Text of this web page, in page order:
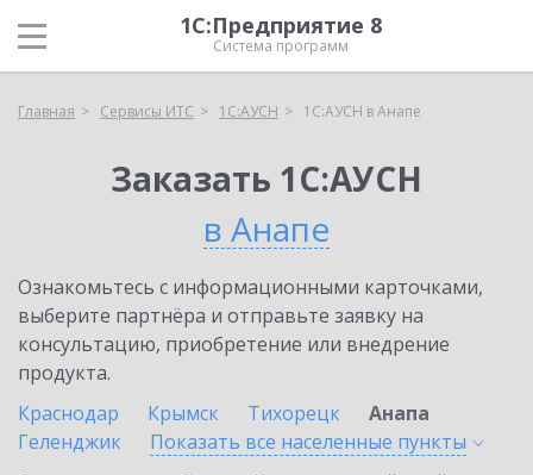
1С:Предприятие 8
Система программ
Главная Сервисы ИТС 1С:АУСН 1С:АУСН в Анапе
Заказать 1С:АУСН
в Анапе
Ознакомьтесь с информационными карточками,
выберите партнёра и отправьте заявку на
консультацию, приобретение или внедрение
продукта.
Краснодар
Крымск Тихорецк
Анапа
Геленджик
Показать все населенные пункты